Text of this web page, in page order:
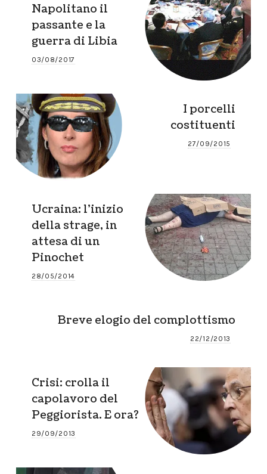
Napolitano il
passante e la
guerra di Libia
03/08/2017
I porcelli
costituenti
27/09/2015
Ucraina: l’inizio
della strage, in
attesa di un
Pinochet
28/05/2014
Breve elogio del complottismo
22/12/2013
Crisi: crolla il
capolavoro del
Peggiorista. E ora?
29/09/2013